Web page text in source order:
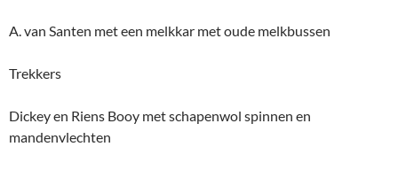
A. van Santen met een melkkar met oude melkbussen
Trekkers
Dickey en Riens Booy met schapenwol spinnen en
mandenvlechten